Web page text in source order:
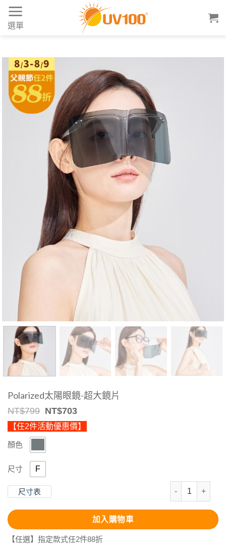
Skip
content
選單
Polarized太陽眼鏡-超大鏡片
NT$799 Original
price
was:
NT$799.
NT$703Current
price
is:
【任2件活動優惠價】
顏色
尺寸 F
尺寸表
Polarized太陽
加入購物車
【任選】指定款式任2件88折